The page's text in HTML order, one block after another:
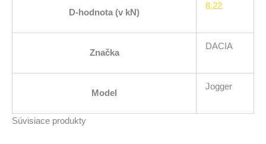
D-hodnota (v kN)
8,22
Značka
DACIA
Model
Jogger
Súvisiace produkty